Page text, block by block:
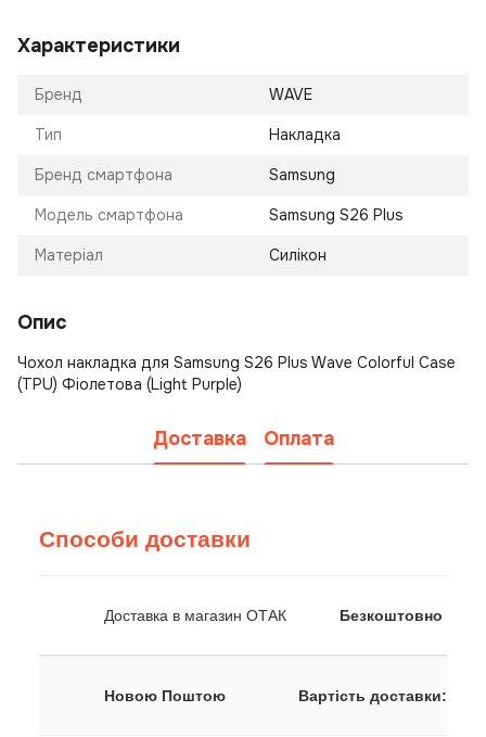
Характеристики
Бренд WAVE
Тип Накладка
Бренд смартфона Samsung
Модель смартфона Samsung S26 Plus
Матеріал Силікон
Опис
Чохол накладка для Samsung S26 Plus Wave Colorful Case
(TPU) Фіолетова (Light Purple)
Доставка Оплата
Способи доставки
Доставка в магазин ОТАК Безкоштовно
Новою Поштою Вартість доставки: